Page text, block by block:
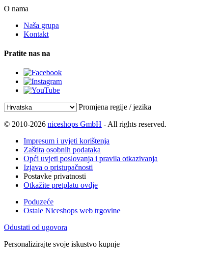
O nama
Naša grupa
Kontakt
Pratite nas na
Promjena regije / jezika
© 2010-2026 niceshops GmbH - All rights reserved.
Impresum i uvjeti korištenja
Zaštita osobnih podataka
Opći uvjeti poslovanja i pravila otkazivanja
Izjava o pristupačnosti
Postavke privatnosti
Otkažite pretplatu ovdje
Poduzeće
Ostale Niceshops web trgovine
Odustati od ugovora
Personalizirajte svoje iskustvo kupnje